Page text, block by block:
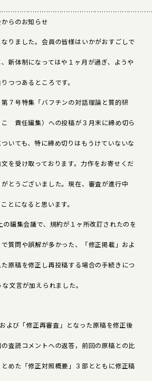
らのお知らせ
りました。会員の皆様はいかがおすごしで
新体制になってはや１ヶ月が過ぎ、ようや
つつあるところです。
７号特集「バフチンの対話理論と質的研
責任編集）への投稿が３月末に締め切ら
いても、特に締め切りはもうけていないな
を受け取っております。力作をお寄せくだ
とうございました。現在、審査が進行中
とになると思います。
の編集会議で、規約が１ヶ所改訂されたのを
質問や誤解が多かった、「修正掲載」およ
原稿を修正し再投稿する場合の手続きにつ
文言が加えられました。
よび「修正再審査」となった原稿を修正後
査読コメントへの返答，前回の原稿との比
めた「修正対照概要」３部とともに修正稿